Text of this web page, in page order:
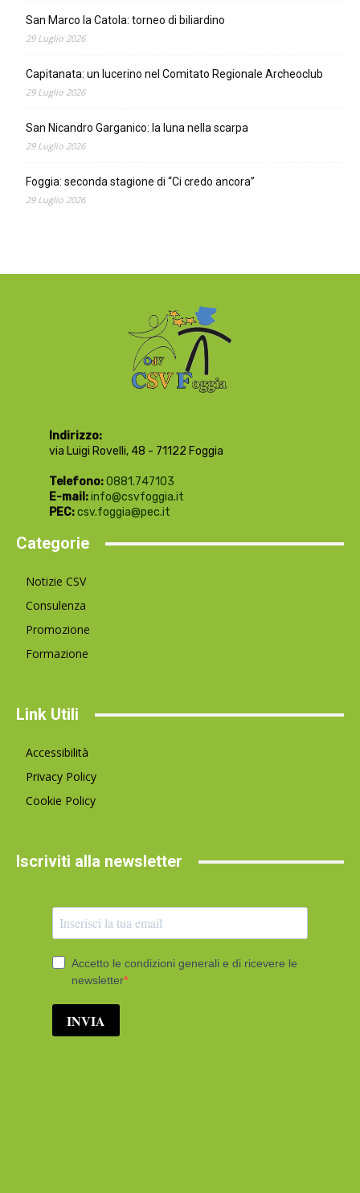
San Marco la Catola: torneo di biliardino
29 Luglio 2026
Capitanata: un lucerino nel Comitato Regionale Archeoclub
29 Luglio 2026
San Nicandro Garganico: la luna nella scarpa
29 Luglio 2026
Foggia: seconda stagione di “Ci credo ancora”
29 Luglio 2026
Indirizzo:
via Luigi Rovelli, 48 - 71122 Foggia
Telefono:0881.747103
E-mail:info@csvfoggia.it
PEC:csv.foggia@pec.it
Categorie
Notizie CSV
Consulenza
Promozione
Formazione
Link Utili
Accessibilità
Privacy Policy
Cookie Policy
Iscriviti alla newsletter